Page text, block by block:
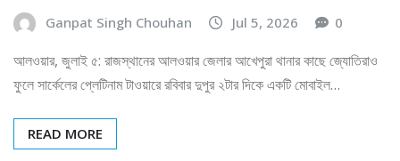
Ganpat Singh Chouhan Jul 5, 2026 0
আলওয়ার, জুলাই ৫: রাজস্থানের আলওয়ার জেলার আখেপুরা থানার কাছে জ্যোতিরাও
ফুলে সার্কেলের প্লেটিনাম টাওয়ারে রবিবার দুপুর ২টার দিকে একটি মোবাইল…
READ MORE